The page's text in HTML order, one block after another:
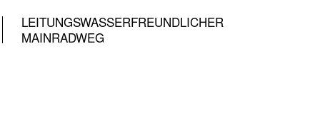
LEITUNGSWASSERFREUNDLICHER
MAINRADWEG